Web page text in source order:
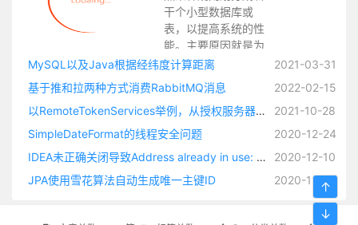
干个小型数据库或
表，以提高系统的性
能。主要原因就是为
了应对数据量增大和
况，因为当数据量和
访问量增大时，单个
数据库或表可能顶不
库分表，将压力分散
到多个节点上。
MySQL以及Java根据经纬度计算距离
2021-03-31
基于推和拉两种方式消费RabbitMQ消息
2022-02-15
以RemoteTokenServices举例，从授权服务器获取OAuth2访问令牌，并将身份验证对象加载到 SecurityContext整个过程源码解析
2021-10-28
SimpleDateFormat的线程安全问题
2020-12-24
IDEA未正确关闭导致Address already in use: bind
2020-12-10
JPA使用雪花算法自动生成唯一主键ID
2020-11-17
↑
↓